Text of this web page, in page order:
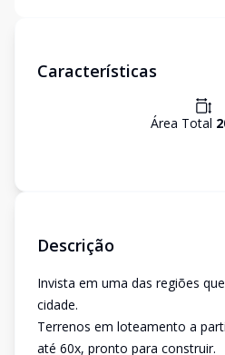
Características
Área Total
Descrição
Invista em uma das regiões
cidade.
Terrenos em loteamento a
até 60x, pronto para construir.